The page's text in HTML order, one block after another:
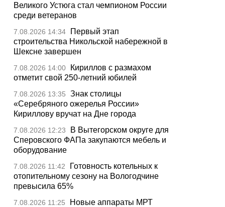
Великого Устюга стал чемпионом России
среди ветеранов
7.08.2026 14:34
Первый этап
строительства Никольской набережной в
Шексне завершен
7.08.2026 14:00
Кириллов с размахом
отметит свой 250-летний юбилей
7.08.2026 13:35
Знак столицы
«Серебряного ожерелья России»
Кириллову вручат на Дне города
7.08.2026 12:23
В Вытегорском округе для
Сперовского ФАПа закупаются мебель и
оборудование
7.08.2026 11:42
Готовность котельных к
отопительному сезону на Вологодчине
превысила 65%
7.08.2026 11:25
Новые аппараты МРТ